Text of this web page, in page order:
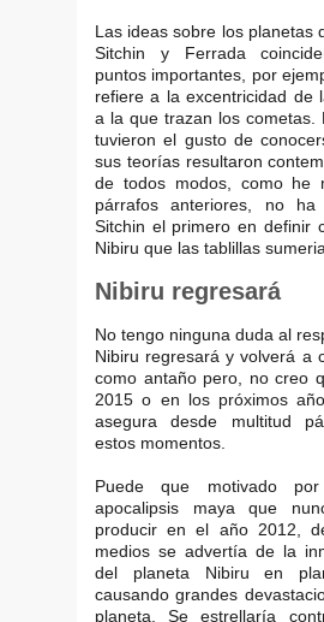
Las ideas sobre los planetas
Sitchin y Ferrada
puntos importantes, por
refiere a la excentricidad de
a la que trazan los cometas.
tuvieron el gusto de
sus teorías resultaron
de todos modos, como he
párrafos anteriores, no
Sitchin el primero en definir
Nibiru que las tablillas
Nibiru regresará
No tengo ninguna duda al
Nibiru regresará y volverá a
como antaño pero, no creo
2015 o en los próximos
asegura desde multitud
estos momentos.
Puede que motivado
apocalipsis maya que
producir en el año 2012,
medios se advertía de la
del planeta Nibiru en
causando grandes
planeta. Se estrellaría